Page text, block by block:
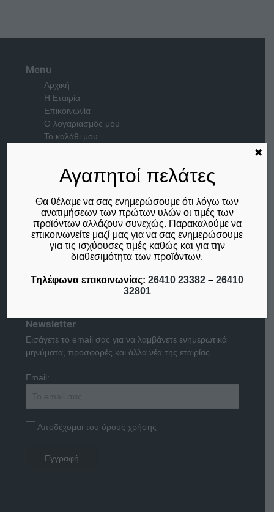
Menu
Αρχική
Η Εταιρία
Επικοινωνία
Ο λογαριασμός μου
Το καλάθι μου
Μέλος του
Newsletter
Εισάγετε το email σας για να λαμβάνετε ενημερωτικά
μηνύματα, προσφορές και άλλα νέα της εταιρίας.
Email:
Αποδέχομαι του όρους χρήσης
Αγαπητοί πελάτες
Θα θέλαμε να σας ενημερώσουμε ότι λόγω των
ανατιμήσεων των πρώτων υλών οι τιμές των
προϊόντων αλλάζουν συνεχώς. Παρακαλούμε να
επικοινωνείτε μαζί μας για να σας ενημερώσουμε
για τις ισχύουσες τιμές καθώς και για την
διαθεσιμότητα των προϊόντων.
Τηλέφωνα επικοινωνίας: 26410 23382 – 26410
32801
✖